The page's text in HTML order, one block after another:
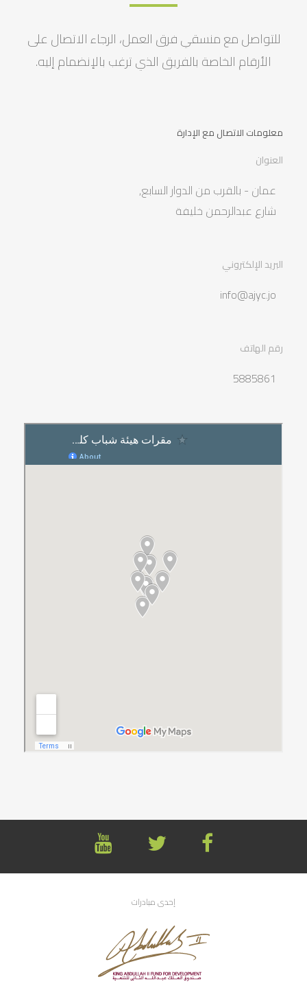
للتواصل مع منسقي فرق العمل، الرجاء الاتصال على
الأرقام الخاصة بالفريق الذي ترغب بالإنضمام إليه.
معلومات الاتصال مع الإدارة
العنوان
عمان - بالقرب من الدوار السابع,
شارع عبدالرحمن خليفة
البريد الإلكتروني
info@ajyc.jo
رقم الهاتف
5885861
إحدى مبادرات